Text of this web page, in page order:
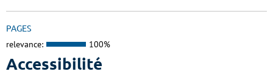
PAGES
relevance: 100%
Accessibilité